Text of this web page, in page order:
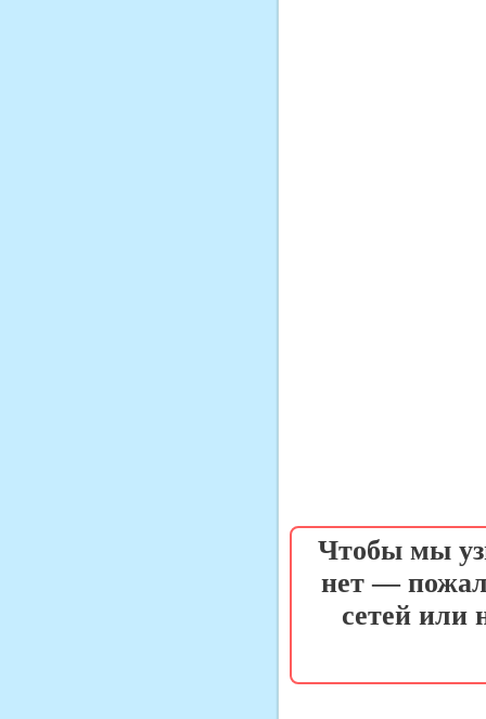
Чтобы мы
нет —
сетей или